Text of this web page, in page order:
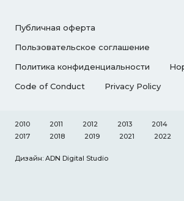
Публичная оферта
Пользовательское соглашение
Политика конфиденциальности
Code of Conduct
Privacy Policy
2010 2011 2012 2013 2014
2017
2018 2019 2021 2022
Дизайн: ADN Digital Studio